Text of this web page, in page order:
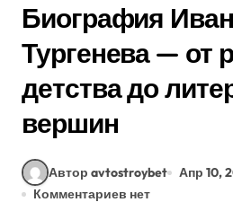
Биография
Тургенева — от
детства до
вершин
Автор avtostroybet
Апр 10,
Комментариев нет